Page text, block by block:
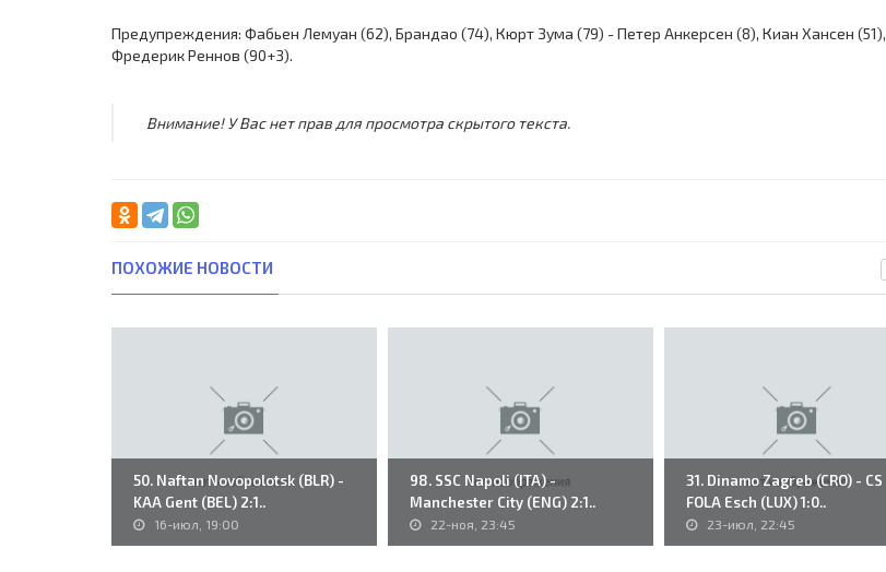
Предупреждения: Фабьен Лемуан (62), Брандао (74), Кюрт Зума (79) - Петер Анкерсен (8), Киан Хансен (51),
Фредерик Реннов (90+3).
Внимание! У Вас нет прав для просмотра скрытого текста.
ПОХОЖИЕ НОВОСТИ
50. Naftan Novopolotsk (BLR) -
KAA Gent (BEL) 2:1..
16-июл, 19:00
98. SSC Napoli (ITA) -
Manchester City (ENG) 2:1..
22-ноя, 23:45
31. Dinamo Zagreb (CRO) - CS
FOLA Esch (LUX) 1:0..
23-июл, 22:45